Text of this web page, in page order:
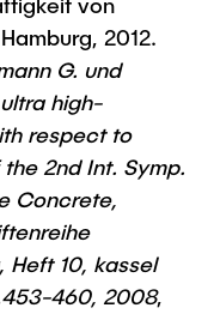
2012.
G. und
high-
respect to
2nd Int. Symp.
Concrete,
Heft 10, kassel
460, 2008,